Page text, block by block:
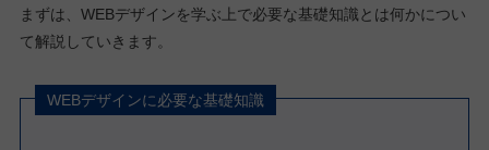
まずは、WEBデザインを学ぶ上で必要な基礎知識とは何かについ
て解説していきます。
WEBデザインに必要な基礎知識